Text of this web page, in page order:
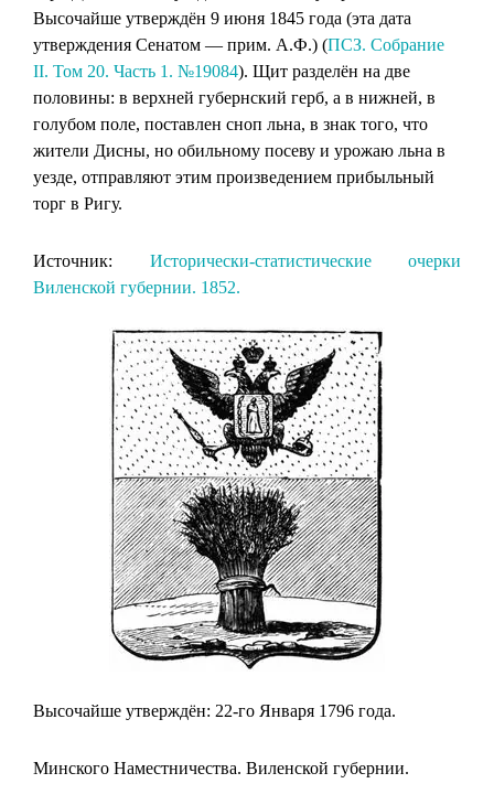
Высочайше утверждён 9 июня 1845 года (эта дата
утверждения Сенатом — прим. А.Ф.) (ПСЗ. Собрание
II. Том 20. Часть 1. №19084). Щит разделён на две
половины: в верхней губернский герб, а в нижней, в
голубом поле, поставлен сноп льна, в знак того, что
жители Дисны, но обильному посеву и урожаю льна в
уезде, отправляют этим произведением прибыльный
торг в Ригу.
Источник: Исторически-статистические очерки
Виленской губернии. 1852.
Высочайше утверждён: 22-го Января 1796 года.
Минского Наместничества. Виленской губернии.